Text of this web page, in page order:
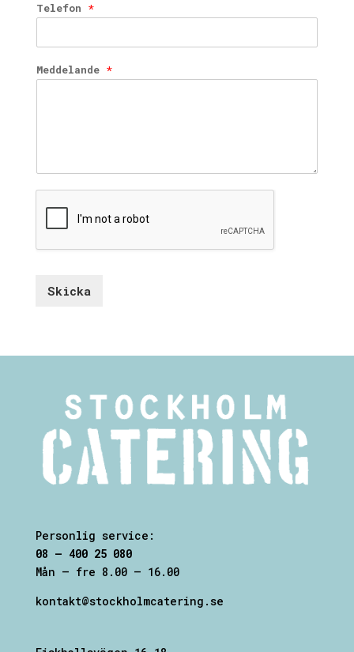
Telefon *
Meddelande *
Skicka
Personlig service:
08 – 400 25 080
Mån – fre 8.00 – 16.00
kontakt@stockholmcatering.se